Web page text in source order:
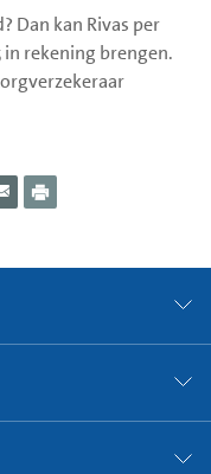
Dan kan Rivas per
rekening brengen.